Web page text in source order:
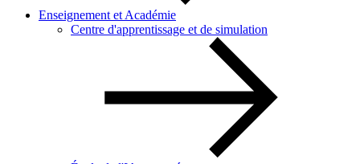
Enseignement et Académie
Centre d'apprentissage et de simulation